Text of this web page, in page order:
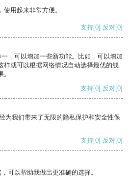
用起来非常方便。
支持[0] 反对[0]
，可以增加一些新功能。比如，可以增加
样就可以根据网络情况自动选择最优的线
支持[0] 反对[0]
为我们带来了无限的隐私保护和安全性保
支持[0] 反对[0]
可以帮助我做出更准确的选择。